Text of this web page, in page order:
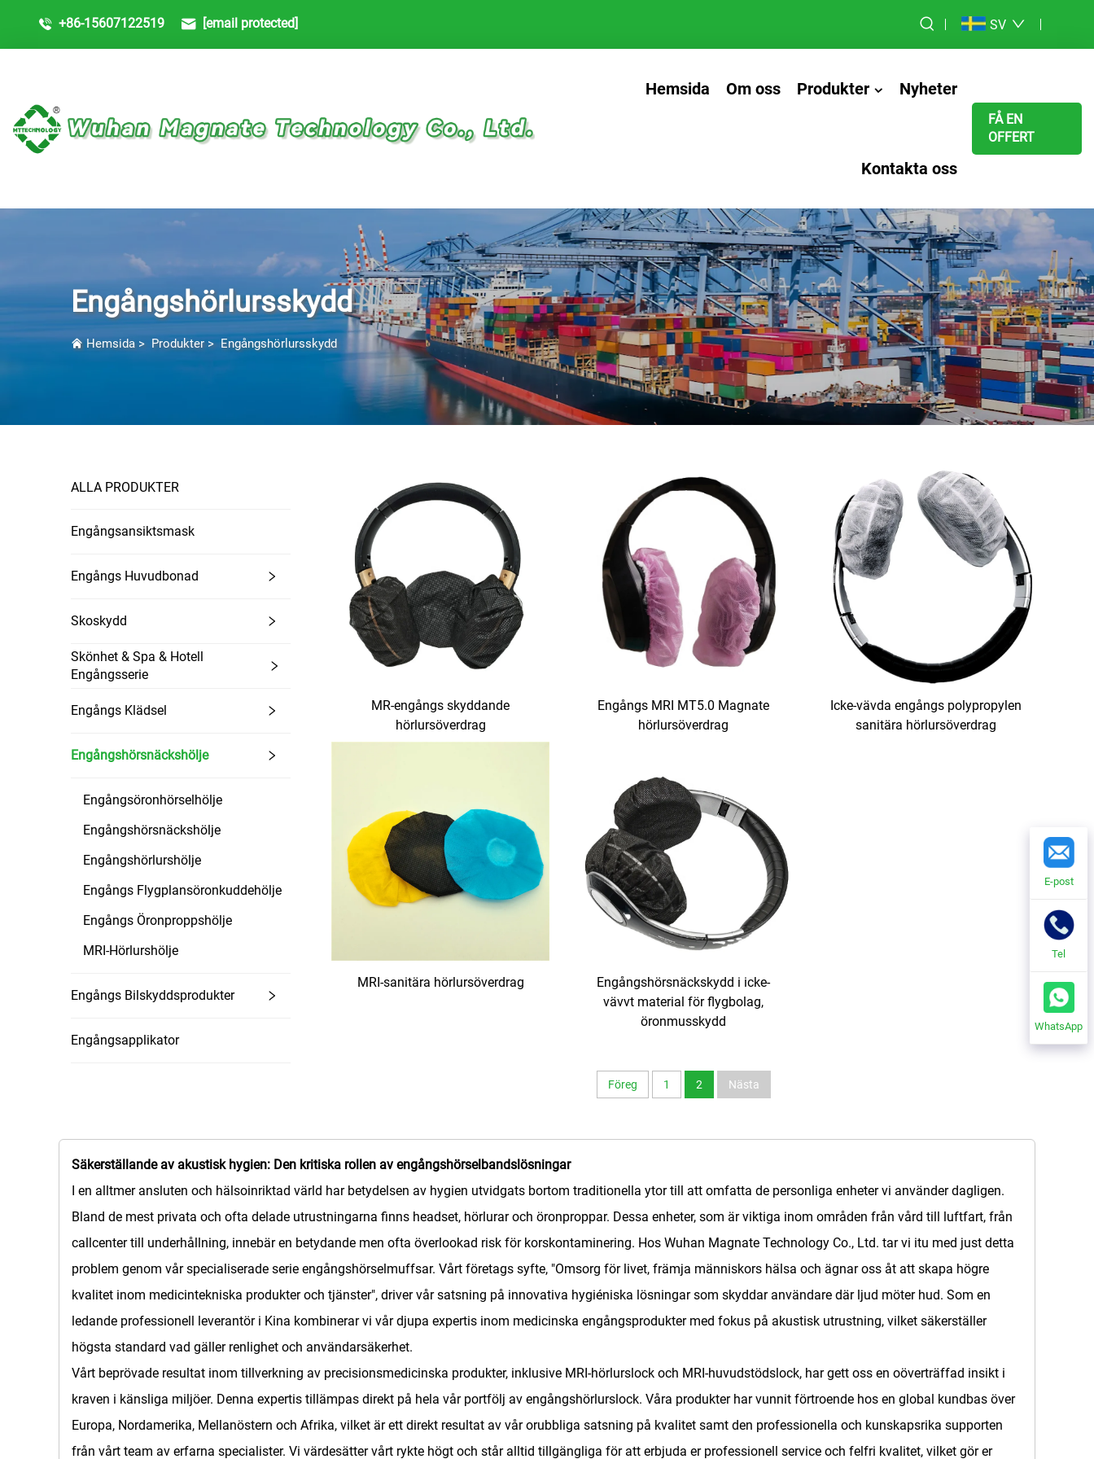
+86-15607122519 [email protected] SV
Hemsida Om oss Produkter Nyheter
Kontakta oss
FÅ EN
OFFERT
Engångshörlursskydd
Hemsida > Produkter> Engångshörlursskydd
ALLA PRODUKTER
Engångsansiktsmask
Engångs Huvudbonad
Skoskydd
Skönhet & Spa & Hotell
Engångsserie
Engångs Klädsel
Engångshörsnäckshölje
Engångsöronhörselhölje
Engångshörsnäckshölje
Engångshörlurshölje
Engångs Flygplansöronkuddehölje
Engångs Öronproppshölje
MRI-Hörlurshölje
Engångs Bilskyddsprodukter
Engångsapplikator
MR-engångs skyddande
hörlursöverdrag
Engångs MRI MT5.0 Magnate
hörlursöverdrag
Icke-vävda engångs polypropylen
sanitära hörlursöverdrag
MRI-sanitära hörlursöverdrag
Engångshörsnäckskydd i icke-
vävvt material för flygbolag,
öronmusskydd
Föreg 1 2 Nästa
Säkerställande av akustisk hygien: Den kritiska rollen av engångshörselbandslösningar
I en alltmer ansluten och hälsoinriktad värld har betydelsen av hygien utvidgats bortom traditionella ytor till att omfatta de personliga enheter vi använder dagligen.
Bland de mest privata och ofta delade utrustningarna finns headset, hörlurar och öronproppar. Dessa enheter, som är viktiga inom områden från vård till luftfart, från
callcenter till underhållning, innebär en betydande men ofta överlookad risk för korskontaminering. Hos Wuhan Magnate Technology Co., Ltd. tar vi itu med just detta
problem genom vår specialiserade serie engångshörselmuffsar. Vårt företags syfte, "Omsorg för livet, främja människors hälsa och ägnar oss åt att skapa högre
kvalitet inom medicintekniska produkter och tjänster", driver vår satsning på innovativa hygiéniska lösningar som skyddar användare där ljud möter hud. Som en
ledande professionell leverantör i Kina kombinerar vi vår djupa expertis inom medicinska engångsprodukter med fokus på akustisk utrustning, vilket säkerställer
högsta standard vad gäller renlighet och användarsäkerhet.
Vårt beprövade resultat inom tillverkning av precisionsmedicinska produkter, inklusive MRI-hörlurslock och MRI-huvudstödslock, har gett oss en oöverträffad insikt i
kraven i känsliga miljöer. Denna expertis tillämpas direkt på hela vår portfölj av engångshörlurslock. Våra produkter har vunnit förtroende hos en global kundbas över
Europa, Nordamerika, Mellanöstern och Afrika, vilket är ett direkt resultat av vår orubbliga satsning på kvalitet samt den professionella och kunskapsrika supporten
från vårt team av erfarna specialister. Vi värdesätter vårt rykte högt och står alltid tillgängliga för att erbjuda er professionell service och felfri kvalitet, vilket gör er
E-post
Tel
WhatsApp